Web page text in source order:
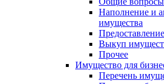
Наполнение и
имущества
Выкуп
Прочее
Имущество для
Перечень